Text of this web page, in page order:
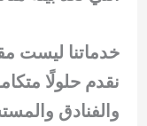
خدماتنا ليست
نقدم حلولًا
والفنادق